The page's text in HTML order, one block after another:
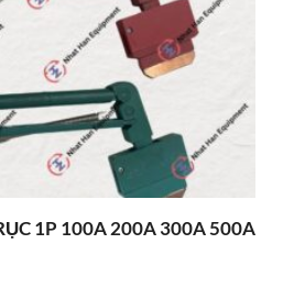
1P 100A 200A 300A 500A